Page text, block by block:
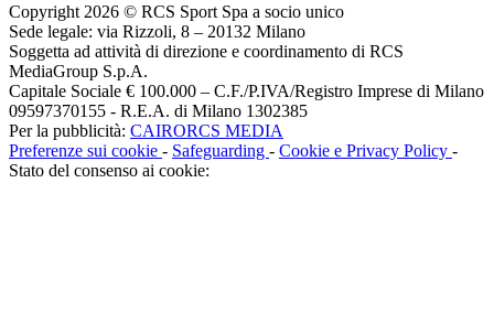
Copyright 2026 © RCS Sport Spa a socio unico
Sede legale: via Rizzoli, 8 – 20132 Milano
Soggetta ad attività di direzione e coordinamento di RCS
MediaGroup S.p.A.
Capitale Sociale € 100.000 – C.F./P.IVA/Registro Imprese di Milano
09597370155 - R.E.A. di Milano 1302385
Per la pubblicità: CAIRORCS MEDIA
Preferenze sui cookie - Safeguarding - Cookie e Privacy Policy -
Stato del consenso ai cookie: